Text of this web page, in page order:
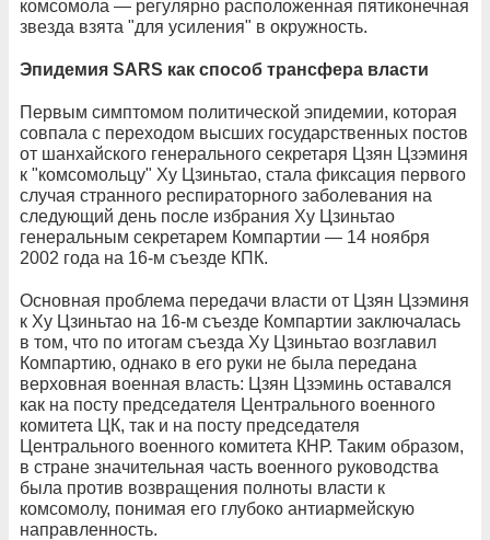
комсомола — регулярно расположенная пятиконечная
звезда взята "для усиления" в окружность.
Эпидемия SARS как способ трансфера власти
Первым симптомом политической эпидемии, которая
совпала с переходом высших государственных постов
от шанхайского генерального секретаря Цзян Цзэминя
к "комсомольцу" Ху Цзиньтао, стала фиксация первого
случая странного респираторного заболевания на
следующий день после избрания Ху Цзиньтао
генеральным секретарем Компартии — 14 ноября
2002 года на 16-м съезде КПК.
Основная проблема передачи власти от Цзян Цзэминя
к Ху Цзиньтао на 16-м съезде Компартии заключалась
в том, что по итогам съезда Ху Цзиньтао возглавил
Компартию, однако в его руки не была передана
верховная военная власть: Цзян Цзэминь оставался
как на посту председателя Центрального военного
комитета ЦК, так и на посту председателя
Центрального военного комитета КНР. Таким образом,
в стране значительная часть военного руководства
была против возвращения полноты власти к
комсомолу, понимая его глубоко антиармейскую
направленность.